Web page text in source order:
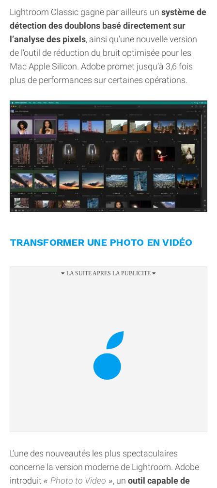
Lightroom Classic gagne par ailleurs un système de
détection des doublons basé directement sur
l’analyse des pixels, ainsi qu’une nouvelle version
de l’outil de réduction du bruit optimisée pour les
Mac Apple Silicon. Adobe promet jusqu’à 3,6 fois
plus de performances sur certaines opérations.
TRANSFORMER UNE PHOTO EN VIDÉO
L’une des nouveautés les plus spectaculaires
concerne la version moderne de Lightroom. Adobe
introduit
Photo to Video , un outil capable de